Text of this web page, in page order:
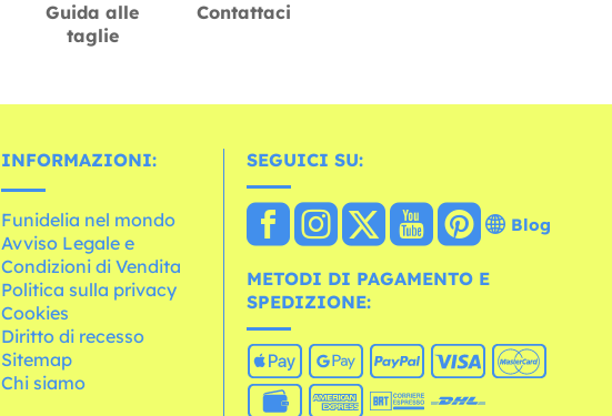
Guida alle
taglie
Contattaci
INFORMAZIONI:
Funidelia nel mondo
Avviso Legale e
Condizioni di Vendita
Politica sulla privacy
Cookies
Diritto di recesso
Sitemap
Chi siamo
SEGUICI SU:
Blog
METODI DI PAGAMENTO E
SPEDIZIONE: